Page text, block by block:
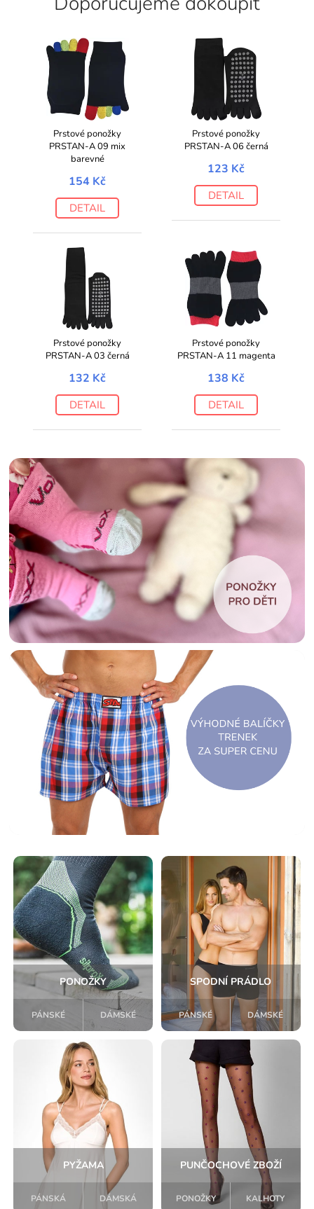
Prstové ponožky
PRSTAN-A 09 mix
barevné
154 Kč
DETAIL
Prstové ponožky
PRSTAN-A 06 černá
123 Kč
DETAIL
Prstové ponožky
PRSTAN-A 03 černá
132 Kč
DETAIL
Prstové ponožky
PRSTAN-A 11 magenta
138 Kč
DETAIL
PONOŽKY
PÁNSKÉ DÁMSKÉ
SPODNÍ PRÁDLO
PÁNSKÉ DÁMSKÉ
PYŽAMA
PÁNSKÁ DÁMSKÁ
PUNČOCHOVÉ ZBOŽÍ
PONOŽKY KALHOTY